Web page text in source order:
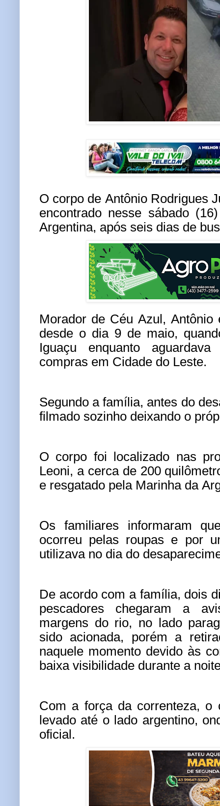
O corpo de Antônio Rodrigues
encontrado nesse sábado
Argentina, após seis dias de
Morador de Céu Azul, Antônio
desde o dia 9 de maio,
Iguaçu enquanto
compras em Cidade do Leste.
Segundo a família, antes do
filmado sozinho deixando o
O corpo foi localizado nas
Leoni, a cerca de 200
e resgatado pela Marinha da
Os familiares informaram
ocorreu pelas roupas e por
utilizava no dia do
De acordo com a família, dois
pescadores chegaram a
margens do rio, no lado
sido acionada, porém a
naquele momento devido às
baixa visibilidade durante a
Com a força da correnteza, o
levado até o lado argentino,
oficial.